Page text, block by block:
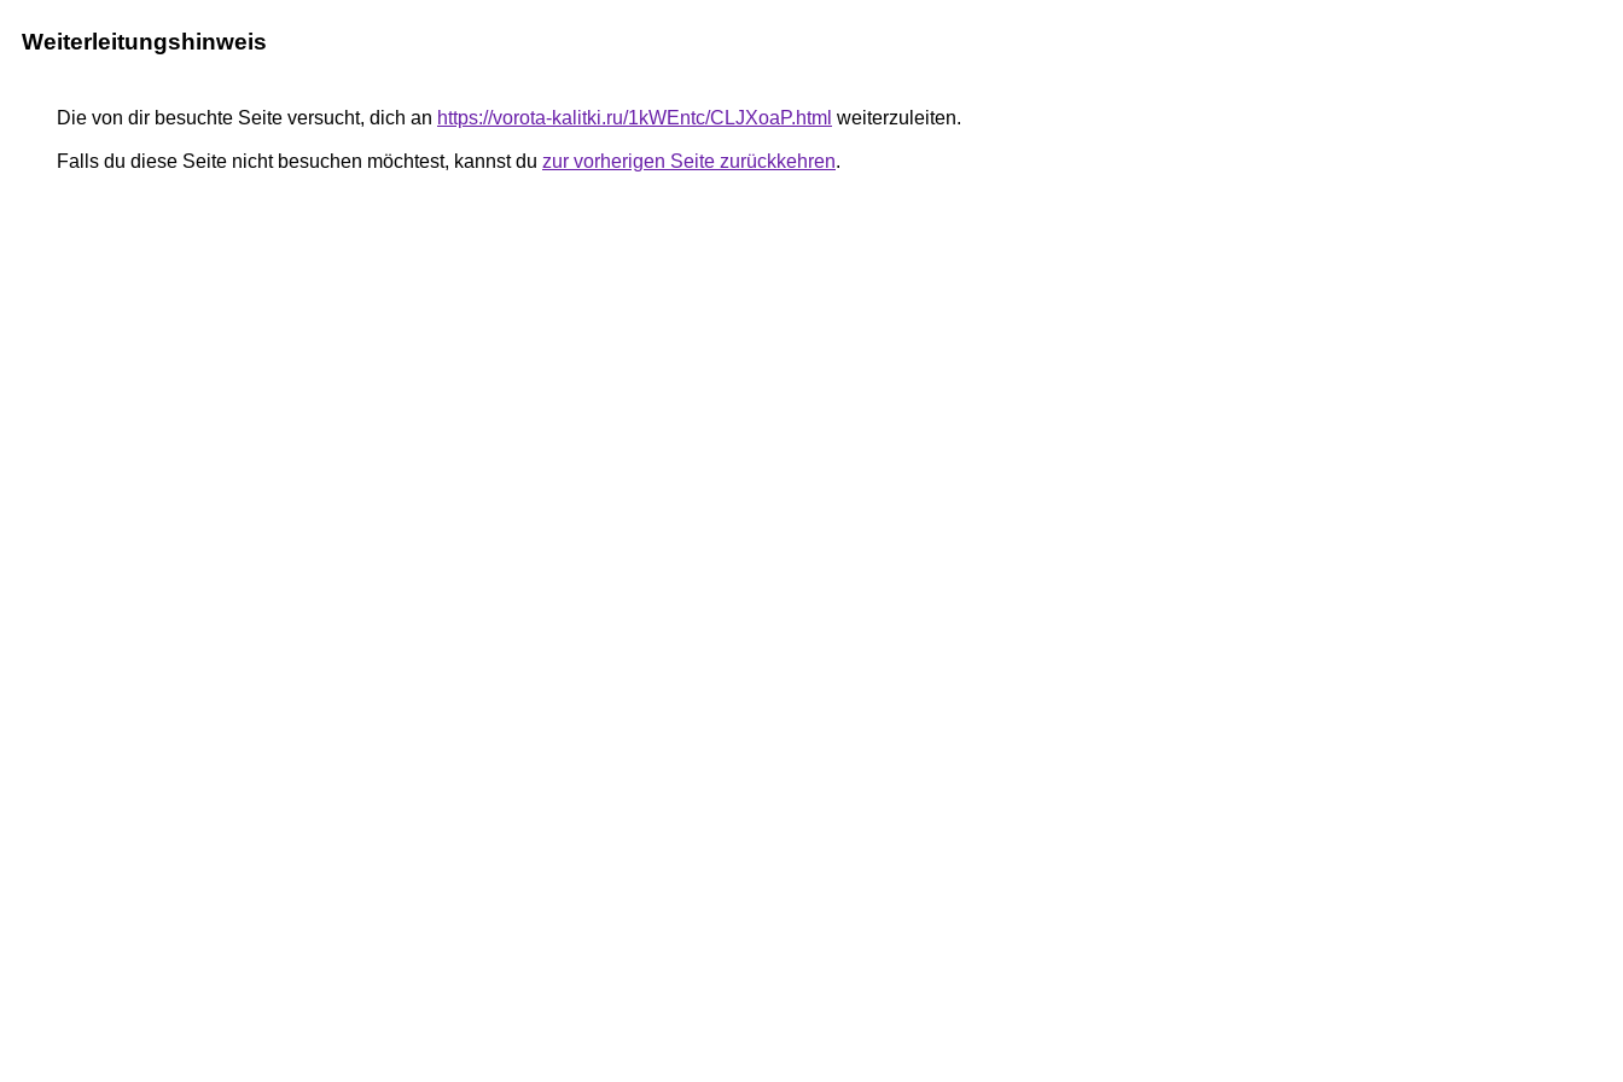
Weiterleitungshinweis
Die von dir besuchte Seite versucht, dich an https://vorota-kalitki.ru/1kWEntc/CLJXoaP.html weiterzuleiten.
Falls du diese Seite nicht besuchen möchtest, kannst du zur vorherigen Seite zurückkehren.